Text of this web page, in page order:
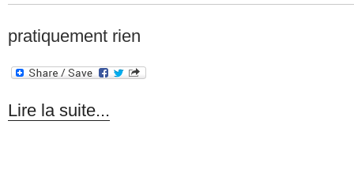
pratiquement rien
Lire la suite...